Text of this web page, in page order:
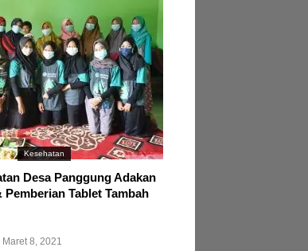
Kesehatan
Desa Panggung Adakan
Pemberian Tablet Tambah
Maret 8, 2021